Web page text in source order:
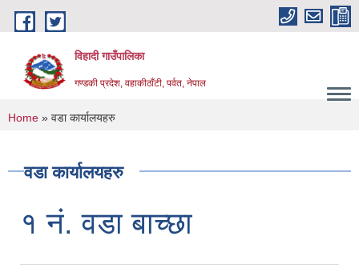
Skip to main content
विहादी गाउँपालिका
गण्डकी प्रदेश, वहाकीठाँटी, पर्वत, नेपाल
You are here
Home » वडा कार्यालयहरु
वडा कार्यालयहरु
१ नं. वडा बाच्छा